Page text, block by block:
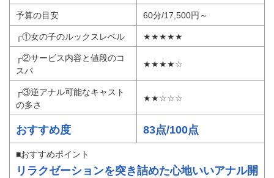
予算の目安 60分/17,500円～
┌①女の子のルックスレベル ★★★★★
┌②サービス内容と値段のコ
スパ
★★★★☆
┌③逆アナル可能なキャスト
の多さ
★★☆☆☆
おすすめ度 83点/100点
■おすすめポイント
リラクゼーションを突き詰めた心地いいアナル開